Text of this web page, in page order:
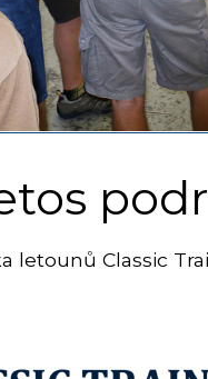
letounů Classic